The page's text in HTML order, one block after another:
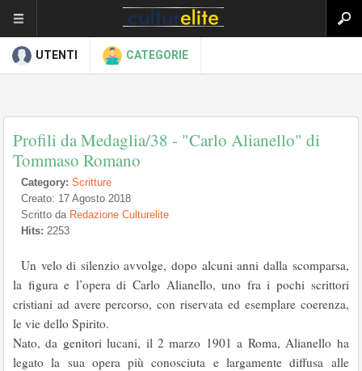
UTENTI CATEGORIE
Profili da Medaglia/38 - "Carlo Alianello" di
Tommaso Romano
Category: Scritture
Creato: 17 Agosto 2018
Scritto da Redazione Culturelite
Hits: 2253
Un velo di silenzio avvolge, dopo alcuni anni dalla scomparsa,
la figura e l’opera di Carlo Alianello, uno fra i pochi scrittori
cristiani ad avere percor­so, con riservata ed esemplare coerenza,
le vie dello Spirito.
Nato, da genitori lucani, il 2 marzo 1901 a Roma, Alianello ha
legato la sua opera più conosciuta e largamente diffusa alle